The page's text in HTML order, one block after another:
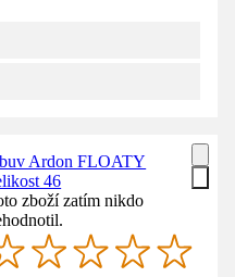
Ardon FLOATY
46
zboží zatím nikdo